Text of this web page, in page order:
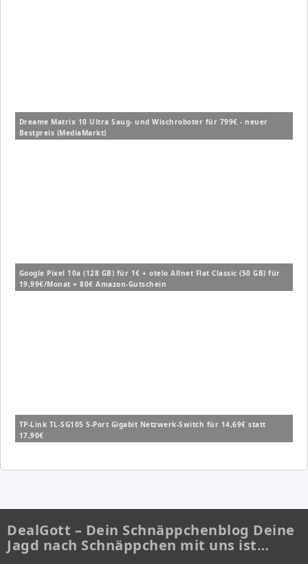
Dreame Matrix 10 Ultra Saug- und Wischroboter für 799€ - neuer
Bestpreis (MediaMarkt)
Google Pixel 10a (128 GB) für 1€ + otelo Allnet Flat Classic (50 GB) für
19,99€/Monat + 80€ Amazon-Gutschein
TP-Link TL-SG105 5-Port Gigabit Netzwerk-Switch für 14,69€ statt
17,90€
DealGott – Dein Schnäppchenblog Deine
Jagd nach Schnäppchen mit uns ist…